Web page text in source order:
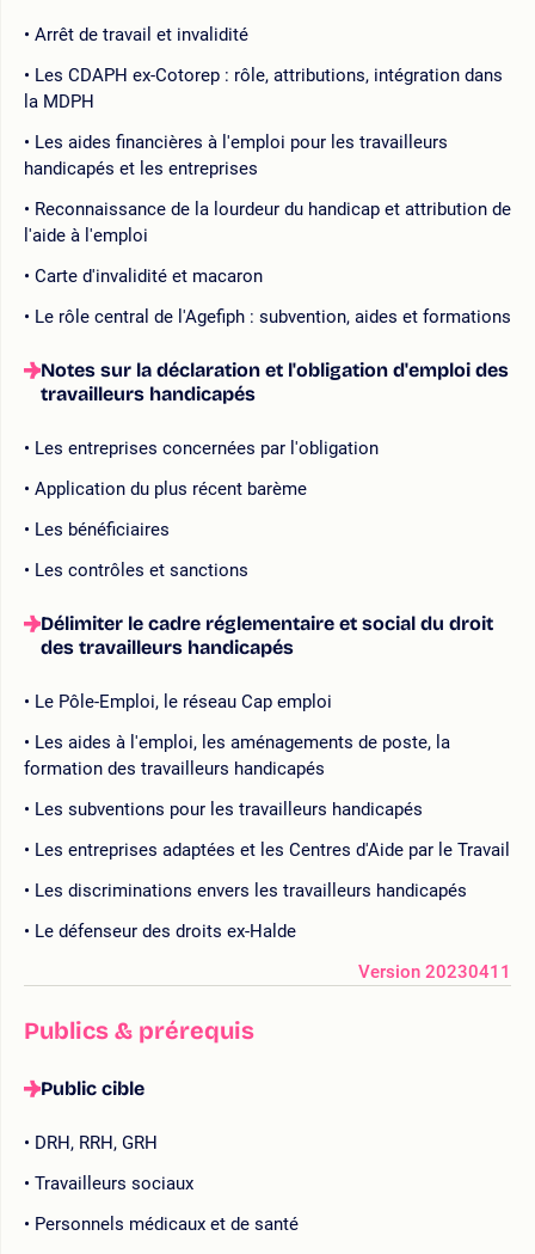
Arrêt de travail et invalidité
Les CDAPH ex-Cotorep : rôle, attributions, intégration dans
la MDPH
Les aides financières à l'emploi pour les travailleurs
handicapés et les entreprises
Reconnaissance de la lourdeur du handicap et attribution de
l'aide à l'emploi
Carte d'invalidité et macaron
Le rôle central de l'Agefiph : subvention, aides et formations
Notes sur la déclaration et l'obligation d'emploi des
travailleurs handicapés
Les entreprises concernées par l'obligation
Application du plus récent barème
Les bénéficiaires
Les contrôles et sanctions
Délimiter le cadre réglementaire et social du droit
des travailleurs handicapés
Le Pôle-Emploi, le réseau Cap emploi
Les aides à l'emploi, les aménagements de poste, la
formation des travailleurs handicapés
Les subventions pour les travailleurs handicapés
Les entreprises adaptées et les Centres d'Aide par le Travail
Les discriminations envers les travailleurs handicapés
Le défenseur des droits ex-Halde
Version 20230411
Publics & prérequis
Public cible
DRH, RRH, GRH
Travailleurs sociaux
Personnels médicaux et de santé